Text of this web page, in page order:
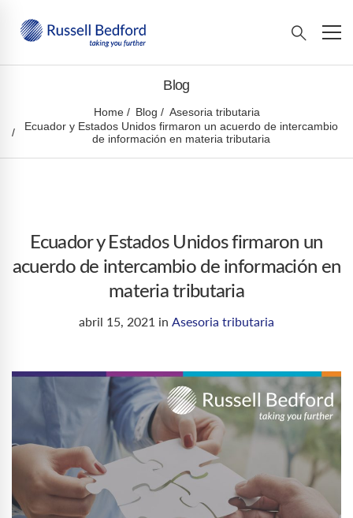
Blog
Home Blog
Asesoria tributaria
Ecuador y Estados Unidos firmaron un acuerdo de intercambio
de información en materia tributaria
Ecuador y Estados Unidos firmaron un
acuerdo de intercambio de información en
materia tributaria
abril 15, 2021 in Asesoria tributaria